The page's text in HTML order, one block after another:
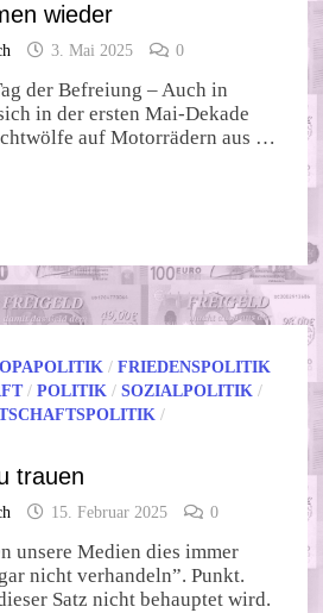
wieder
3. Mai 2025 0
der Befreiung – Auch in
in der ersten Mai-Dekade
auf Motorrädern aus …
/FRIEDENSPOLITIK
/POLITIK /SOZIALPOLITIK /
/
trauen
15. Februar 2025 0
unsere Medien dies immer
nicht verhandeln”. Punkt.
Satz nicht behauptet wird.